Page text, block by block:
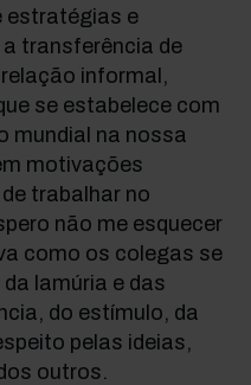
estratégias e
transferência de
informal,
se estabelece com
mundial na nossa
motivações
trabalhar no
não me esquecer
como os colegas se
lamúria e das
do estímulo, da
pelas ideias,
outros.